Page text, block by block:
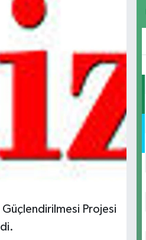
Güçlendirilmesi Projesi